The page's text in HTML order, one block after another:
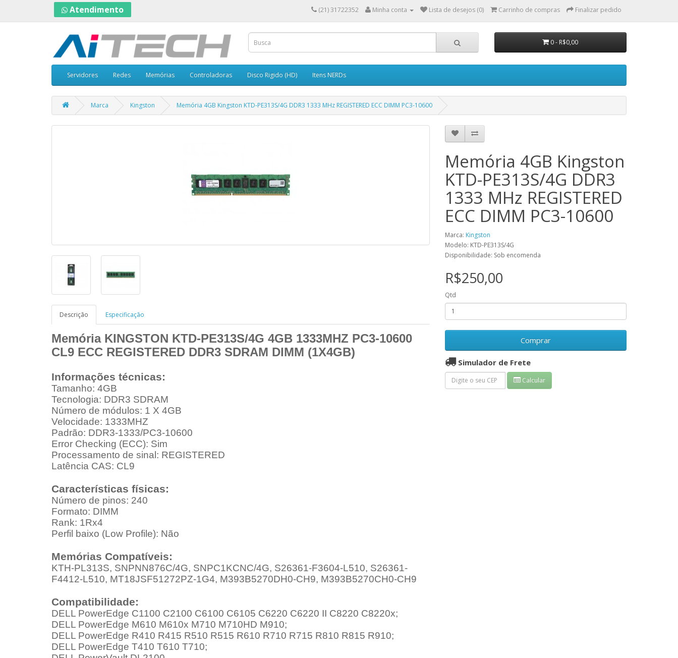
Atendimento (21) 31722352 Minha conta Lista de desejos (0) Carrinho de compras Finalizar pedido
0 - R$0,00
Servidores Redes Memórias Controladoras Disco Rigido (HD) Itens NERDs
Marca Kingston Memória 4GB Kingston KTD-PE313S/4G DDR3 1333 MHz REGISTERED ECC DIMM PC3-10600
Descrição Especificação
Memória KINGSTON KTD-PE313S/4G 4GB 1333MHZ PC3-10600
CL9 ECC REGISTERED DDR3 SDRAM DIMM (1X4GB)
Informações técnicas:
Tamanho: 4GB
Tecnologia: DDR3 SDRAM
Número de módulos: 1 X 4GB
Velocidade: 1333MHZ
Padrão: DDR3-1333/PC3-10600
Error Checking (ECC): Sim
Processamento de sinal: REGISTERED
Latência CAS: CL9
Características físicas:
Número de pinos: 240
Formato: DIMM
Rank: 1Rx4
Perfil baixo (Low Profile): Não
Memórias Compatíveis:
KTH-PL313S, SNPNN876C/4G, SNPC1KCNC/4G, S26361-F3604-L510, S26361-
F4412-L510, MT18JSF51272PZ-1G4, M393B5270DH0-CH9, M393B5270CH0-CH9
Compatibilidade:
DELL PowerEdge C1100 C2100 C6100 C6105 C6220 C6220 II C8220 C8220x;
DELL PowerEdge M610 M610x M710 M710HD M910;
DELL PowerEdge R410 R415 R510 R515 R610 R710 R715 R810 R815 R910;
DELL PowerEdge T410 T610 T710;
Memória 4GB Kingston
KTD-PE313S/4G DDR3
1333 MHz REGISTERED
ECC DIMM PC3-10600
Marca: Kingston
Modelo: KTD-PE313S/4G
Disponibilidade: Sob encomenda
R$250,00
Qtd
Comprar
Simulador de Frete
Calcular